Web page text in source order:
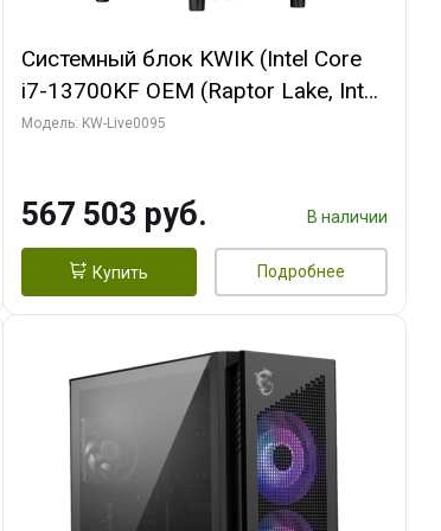
Системный блок KWIK (Intel Core
i7-13700KF OEM (Raptor Lake, Intel
7, C16 8EC/8PC/ 32 ГБ ОЗУ (2
Turbo/ 512 ГБ SSD)
Модель: KW-Live0095
567 503 руб. В наличии
Купить Подробнее